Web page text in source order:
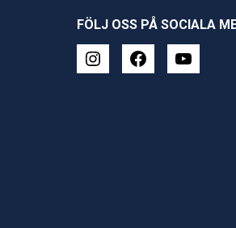
FÖLJ OSS PÅ SOCIALA